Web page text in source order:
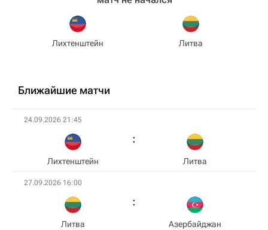
Лихтенштейн Литва
Ближайшие матчи
24.09.2026 21:45
Лихтенштейн Литва
27.09.2026 16:00
Литва Азербайджан